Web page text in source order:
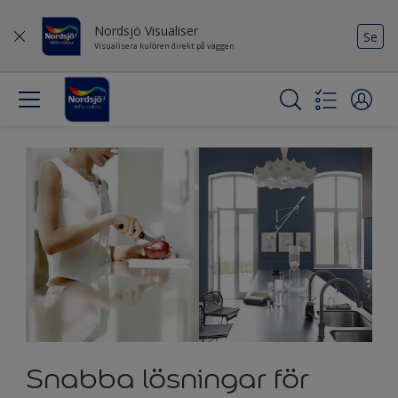
Nordsjö Visualiser
Visualisera kulören direkt på väggen
Se
Snabba lösningar för